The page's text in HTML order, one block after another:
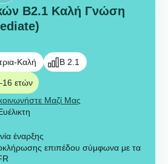
B2.1 Καλή Γνώση
Καλή B 2.1
ετών
Μαζί Μας
έναρξης
επιπέδου σύμφωνα με τα